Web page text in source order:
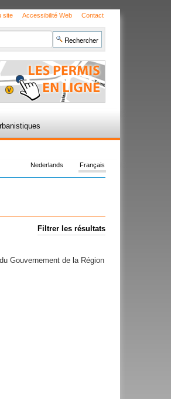
site Accessibilité Web Contact
Français
Nederlands
Filtrer les résultats
Gouvernement de la Région